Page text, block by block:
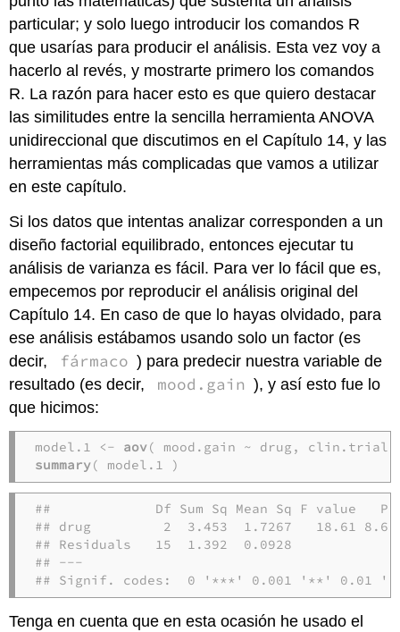
particular; y solo luego introducir los comandos R
que usarías para producir el análisis. Esta vez voy a
hacerlo al revés, y mostrarte primero los comandos
R. La razón para hacer esto es que quiero destacar
las similitudes entre la sencilla herramienta ANOVA
unidireccional que discutimos en el Capítulo 14, y las
herramientas más complicadas que vamos a utilizar
en este capítulo.
Si los datos que intentas analizar corresponden a un
diseño factorial equilibrado, entonces ejecutar tu
análisis de varianza es fácil. Para ver lo fácil que es,
empecemos por reproducir el análisis original del
Capítulo 14. En caso de que lo hayas olvidado, para
ese análisis estábamos usando solo un factor (es
decir,
fármaco ) para predecir nuestra variable de
resultado (es decir,
mood.gain ), y así esto fue lo
que hicimos:
model.1 <- aov
summary( model.1 )
##             Df Sum Sq Mean Sq F value
## drug         2  3.453  1.7267   18.61
## Residuals   15  1.392
## ---
## Signif. codes:  0 '***' 0.001 '**'
Tenga en cuenta que en esta ocasión he usado el